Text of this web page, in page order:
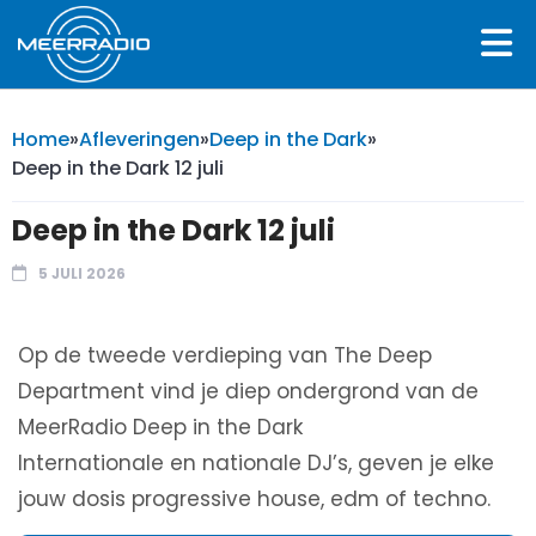
Home»Afleveringen»Deep in the Dark»
Deep in the Dark 12 juli
Deep in the Dark 12 juli
5 JULI 2026
Op de tweede verdieping van The Deep
Department vind je diep ondergrond van de
MeerRadio Deep in the Dark
Internationale en nationale DJ’s, geven je elke
jouw dosis progressive house, edm of techno.